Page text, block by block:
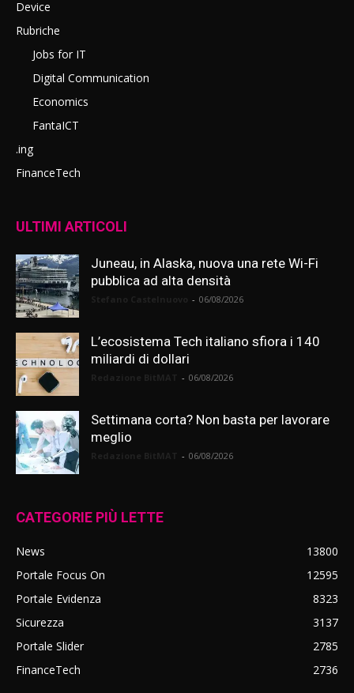
Device
Rubriche
Jobs for IT
Digital Communication
Economics
FantaICT
.ing
FinanceTech
ULTIMI ARTICOLI
Juneau, in Alaska, nuova una rete Wi-Fi
pubblica ad alta densità
- 06/08/2026
L’ecosistema Tech italiano sfiora i 140
miliardi di dollari
- 06/08/2026
Settimana corta? Non basta per lavorare
meglio
- 06/08/2026
CATEGORIE PIÙ LETTE
News
13800
Portale Focus On
12595
Portale Evidenza
8323
Sicurezza
3137
Portale Slider
2785
FinanceTech
2736